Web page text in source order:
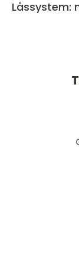
Låssystem: